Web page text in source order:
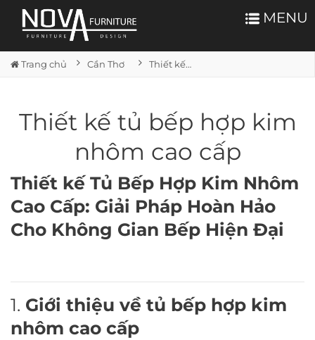
MENU
Trang chủ Cần Thơ Thiết kế tủ bếp hợp kim nhôm cao cấp
Thiết kế tủ bếp hợp kim
nhôm cao cấp
Thiết kế Tủ Bếp Hợp Kim Nhôm
Cao Cấp: Giải Pháp Hoàn Hảo
Cho Không Gian Bếp Hiện Đại
1. Giới thiệu về tủ bếp hợp kim
nhôm cao cấp